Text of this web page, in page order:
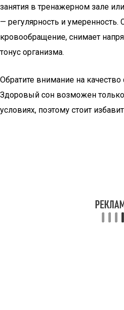
занятия в тренажерном зале
— регулярность и умеренность.
кровообращение, снимает
тонус организма.
Обратите внимание на качество
Здоровый сон возможен
условиях, поэтому стоит